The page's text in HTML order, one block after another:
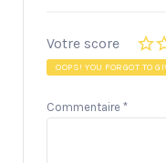
Votre score
OOPS! YOU FORGOT TO
Commentaire *